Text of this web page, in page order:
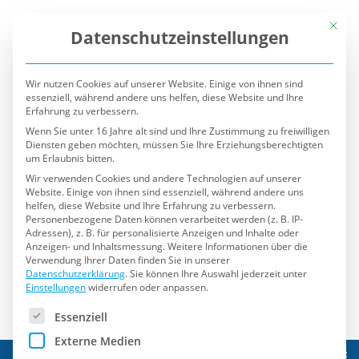
Mit
Datenschutzeinstellungen
Wir nutzen Cookies auf unserer Website. Einige von ihnen sind
essenziell, während andere uns helfen, diese Website und Ihre
Erfahrung zu verbessern.
Wenn Sie unter 16 Jahre alt sind und Ihre Zustimmung zu freiwilligen
Diensten geben möchten, müssen Sie Ihre Erziehungsberechtigten
um Erlaubnis bitten.
Wir verwenden Cookies und andere Technologien auf unserer
Website. Einige von ihnen sind essenziell, während andere uns
helfen, diese Website und Ihre Erfahrung zu verbessern.
Personenbezogene Daten können verarbeitet werden (z. B. IP-
Adressen), z. B. für personalisierte Anzeigen und Inhalte oder
Anzeigen- und Inhaltsmessung.Weitere Informationen über die
Verwendung Ihrer Daten finden Sie in unserer
Datenschutzerklärung.Sie können Ihre Auswahl jederzeit unter
Einstellungenwiderrufen oder anpassen.
Es folgt eine Liste der Service-Gruppen, für die eine
Essenziell
Externe Medien